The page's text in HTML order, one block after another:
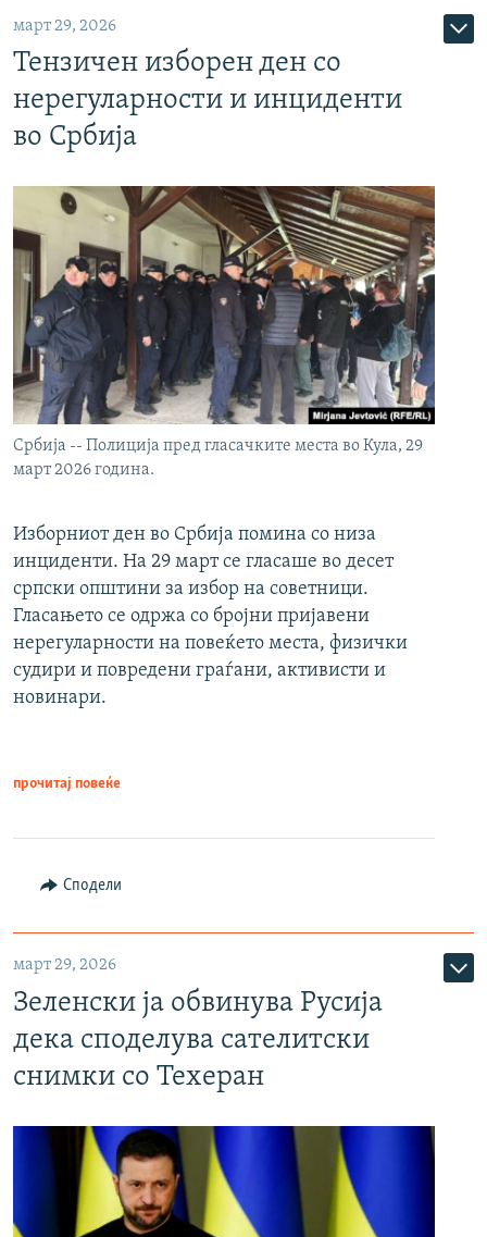
март 29, 2026
Тензичен изборен ден со
нерегуларности и инциденти
во Србија
Србија -- Полиција пред гласачките места во Кула, 29
март 2026 година.
Изборниот ден во Србија помина со низа
инциденти. На 29 март се гласаше во десет
српски општини за избор на советници.
Гласањето се одржа со бројни пријавени
нерегуларности на повеќето места, физички
судири и повредени граѓани, активисти и
новинари.
прочитај повеќе
Сподели
март 29, 2026
Зеленски ја обвинува Русија
дека споделува сателитски
снимки со Техеран